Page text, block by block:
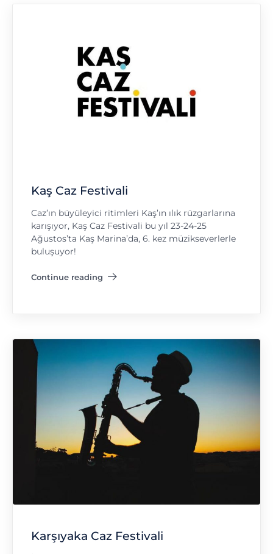
Kaş Caz Festivali
Caz’ın büyüleyici ritimleri Kaş’ın ılık rüzgarlarına
karışıyor, Kaş Caz Festivali bu yıl 23-24-25
Ağustos’ta Kaş Marina’da, 6. kez müzikseverlerle
buluşuyor!
Continue reading
"Kaş Caz Festivali"
Karşıyaka Caz Festivali